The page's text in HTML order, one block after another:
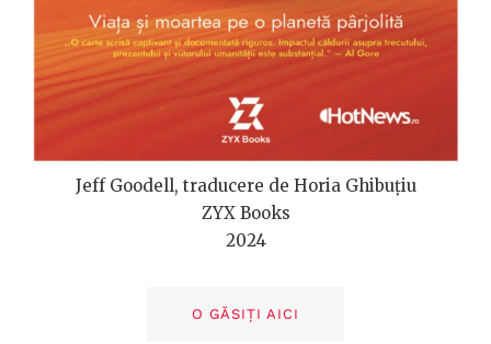
Jeff Goodell, traducere de Horia Ghibuțiu
ZYX Books
2024
O GĂSIȚI AICI